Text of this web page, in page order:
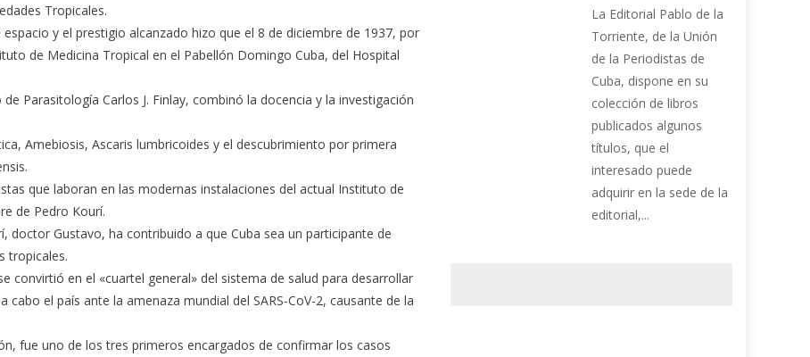
Tropicales.
y el prestigio alcanzado hizo que el 8 de diciembre de 1937, por
de Medicina Tropical en el Pabellón Domingo Cuba, del Hospital
Parasitología Carlos J. Finlay, combinó la docencia y la investigación
Amebiosis, Ascaris lumbricoides y el descubrimiento por primera
que laboran en las modernas instalaciones del actual Instituto de
de Pedro Kourí.
doctor Gustavo, ha contribuido a que Cuba sea un participante de
tropicales.
convirtió en el «cuartel general» del sistema de salud para desarrollar
el país ante la amenaza mundial del SARS-CoV-2, causante de la
fue uno de los tres primeros encargados de confirmar los casos
La Editorial Pablo de la
Torriente, de la Unión
de la Periodistas de
Cuba, dispone en su
colección de libros
publicados algunos
títulos, que el
interesado puede
adquirir en la sede de la
editorial,...